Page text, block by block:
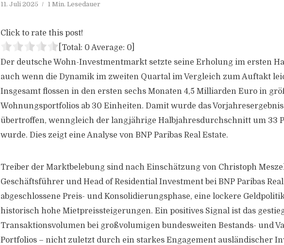
11. Juli 2025 1 Min. Lesedauer
Click to rate this post!
[Total: 0 Average: 0
Der deutsche Wohn-Investmentmarkt setzte seine Erholung im ersten
auch wenn die Dynamik im zweiten Quartal im Vergleich zum Auftakt
Insgesamt flossen in den ersten sechs Monaten 4,5 Milliarden Euro in
Wohnungsportfolios ab 30 Einheiten. Damit wurde das
übertroffen, wenngleich der langjährige Halbjahresdurchschnitt um 33
wurde. Dies zeigt eine Analyse von BNP Paribas Real Estate.
Treiber der Marktbelebung sind nach Einschätzung von Christoph
Geschäftsführer und Head of Residential Investment bei BNP Paribas
abgeschlossene Preis- und Konsolidierungsphase, eine lockere
historisch hohe Mietpreissteigerungen. Ein positives Signal ist das
Transaktionsvolumen bei großvolumigen bundesweiten Bestands- und
Portfolios – nicht zuletzt durch ein starkes Engagement ausländischer